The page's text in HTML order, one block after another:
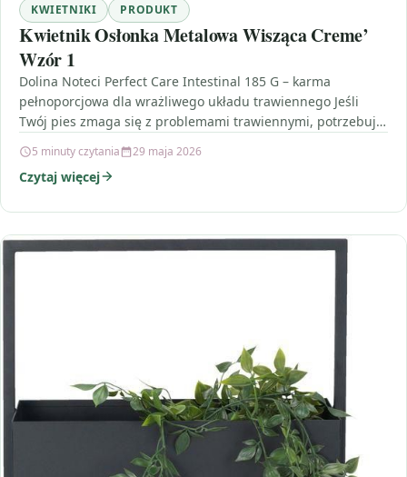
KWIETNIKI PRODUKT
Kwietnik Osłonka Metalowa Wisząca Creme’
Wzór 1
Dolina Noteci Perfect Care Intestinal 185 G – karma
pełnoporcjowa dla wrażliwego układu trawiennego Jeśli
Twój pies zmaga się z problemami trawiennymi, potrzebuje
5 minuty czytania 29 maja 2026
Czytaj więcej